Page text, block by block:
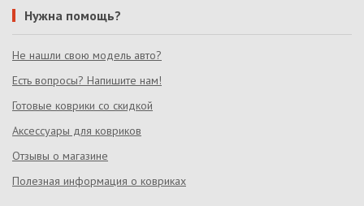
Нужна помощь?
Не нашли свою модель авто?
Есть вопросы? Напишите нам!
Готовые коврики со скидкой
Аксессуары для ковриков
Отзывы о магазине
Полезная информация о ковриках